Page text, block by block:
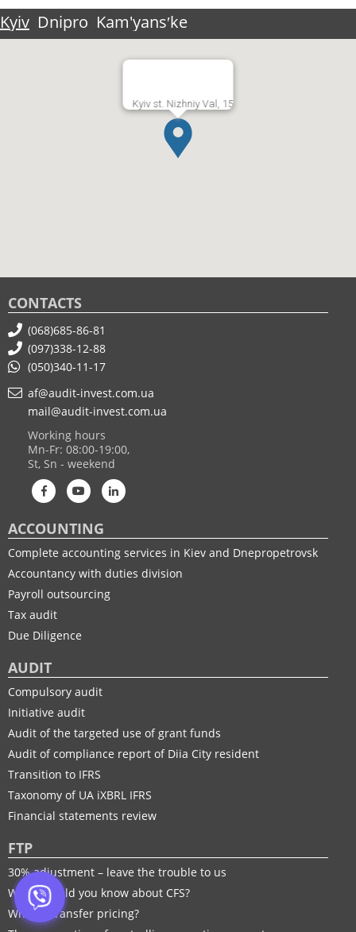
Kyiv Dnipro Kam'yansʹke
Kyiv st. Nizhniy Val, 15
CONTACTS
(068)685-86-81
(097)338-12-88
(050)340-11-17
af@audit-invest.com.ua
mail@audit-invest.com.ua
Working hours
Mn-Fr: 08:00-19:00,
St, Sn - weekend
ACCOUNTING
Complete accounting services in Kiev and Dnepropetrovsk
Accountancy with duties division
Payroll outsourcing
Tax audit
Due Diligence
AUDIT
Compulsory audit
Initiative audit
Audit of the targeted use of grant funds
Audit of compliance report of Diia City resident
Transition to IFRS
Taxonomy of UA іXBRL IFRS
Financial statements review
FTP
30% adjustment – leave the trouble to us
What should you know about CFS?
What is transfer pricing?